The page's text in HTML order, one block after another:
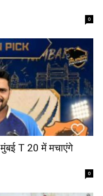
0
T 20 में मचाएंगे
0